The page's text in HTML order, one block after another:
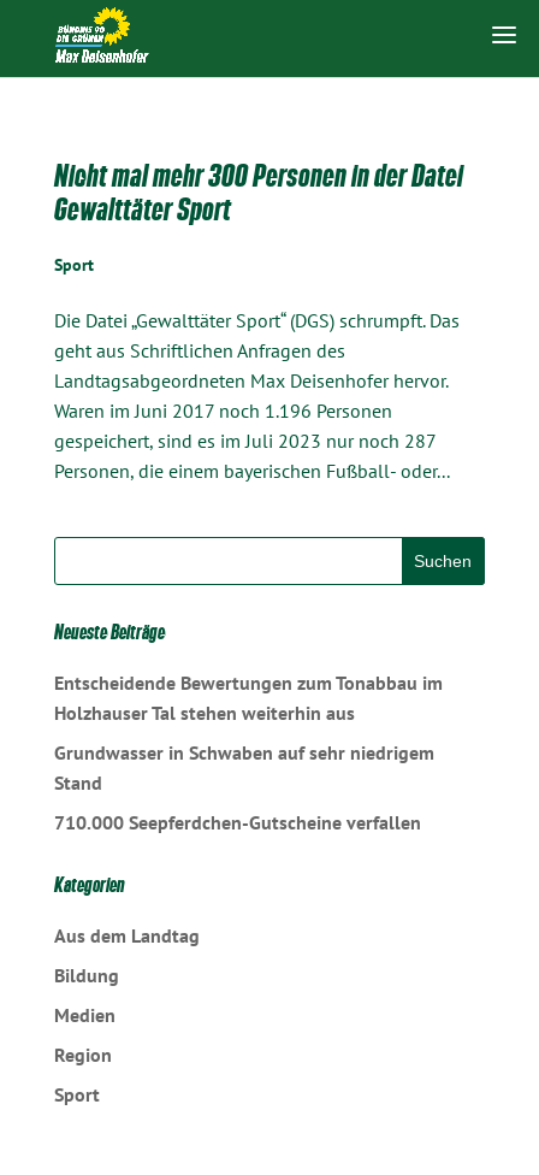
Nicht mal mehr 300 Personen in der Datei
Gewalttäter Sport
Sport
Die Datei „Gewalttäter Sport“ (DGS) schrumpft. Das
geht aus Schriftlichen Anfragen des
Landtagsabgeordneten Max Deisenhofer hervor.
Waren im Juni 2017 noch 1.196 Personen
gespeichert, sind es im Juli 2023 nur noch 287
Personen, die einem bayerischen Fußball- oder...
Neueste Beiträge
Entscheidende Bewertungen zum Tonabbau im
Holzhauser Tal stehen weiterhin aus
Grundwasser in Schwaben auf sehr niedrigem
Stand
710.000 Seepferdchen-Gutscheine verfallen
Kategorien
Aus dem Landtag
Bildung
Medien
Region
Sport